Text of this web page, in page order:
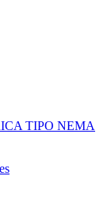
TIPO NEMA